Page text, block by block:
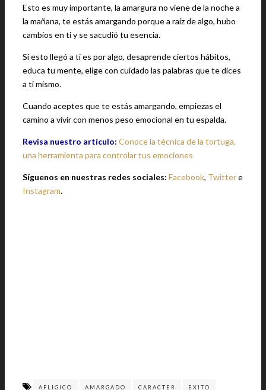
Esto es muy importante, la amargura no viene de la noche a
la mañana, te estás amargando porque a raíz de algo, hubo
cambios en ti y se sacudió tu esencia.
Si esto llegó a ti es por algo, desaprende ciertos hábitos,
educa tu mente, elige con cuidado las palabras que te dices
a ti mismo.
Cuando aceptes que te estás amargando, empiezas el
camino a vivir con menos peso emocional en tu espalda.
Revisa nuestro artículo: Conoce la técnica de la tortuga,
una herramienta para controlar tus emociones
Síguenos en nuestras redes sociales: Facebook, Twittere
Instagram.
AFLIGICO AMARGADO CARACTER EXITO